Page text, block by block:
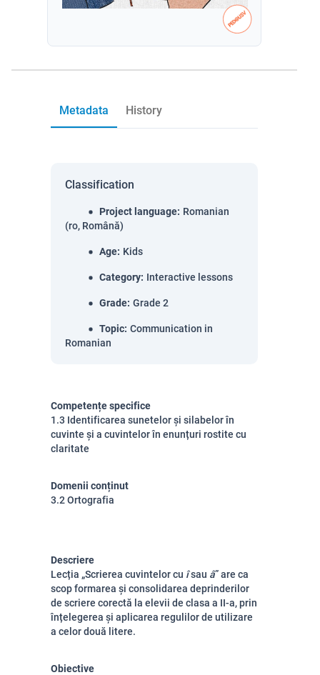
Metadata History
Classification
Project language: Romanian
(ro, Română)
Age: Kids
Category: Interactive lessons
Grade: Grade 2
Topic: Communication in
Romanian
Competențe specifice
1.3 Identificarea sunetelor și silabelor în
cuvinte și a cuvintelor în enunțuri rostite cu
claritate
Domenii conținut
3.2 Ortografia
Descriere
Lecția „Scrierea cuvintelor cu îsau â” are ca
scop formarea și consolidarea deprinderilor
de scriere corectă la elevii de clasa a II-a, prin
înțelegerea și aplicarea regulilor de utilizare
a celor două litere.
Obiective